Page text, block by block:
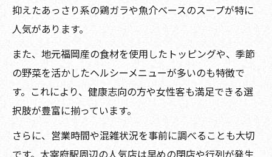
抑えたあっさり系の鶏ガラや魚介ベースのスープが特に
人気があります。
また、地元福岡産の食材を使用したトッピングや、季節
の野菜を活かしたヘルシーメニューが多いのも特徴で
す。これにより、健康志向の方や女性客も満足できる選
択肢が豊富に揃っています。
さらに、営業時間や混雑状況を事前に調べることも大切
です。太宰府駅周辺の人気店は早めの閉店や行列が発生